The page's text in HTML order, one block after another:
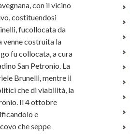
con il vicino
costituendosi
fucollocata da
venne costruita la
fu collocata, a cura
San Petronio. La
Brunelli, mentre il
che di viabilità, la
Il 4 ottobre
e
che seppe